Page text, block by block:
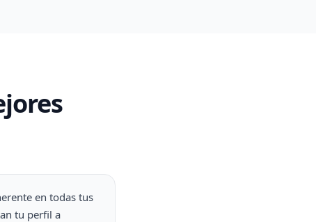
en todas tus
tu perfil a